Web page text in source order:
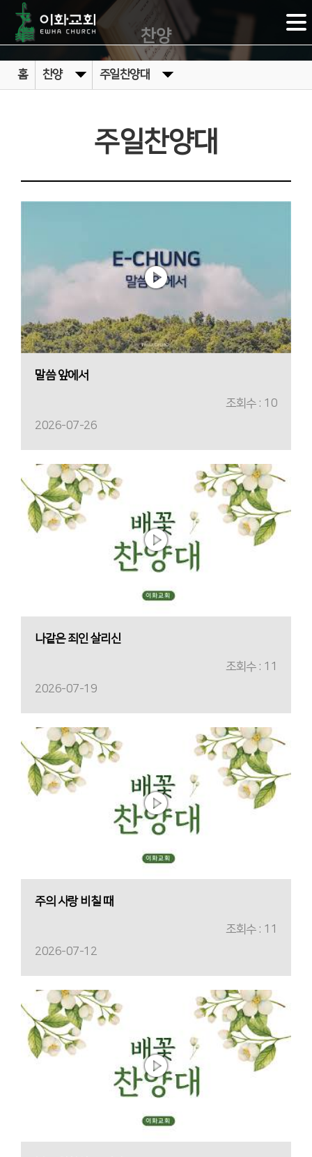
찬양
홈 찬양 주일찬양대
주일찬양대
말씀 앞에서
조회수 : 10
2026-07-26
나같은 죄인 살리신
조회수 : 11
2026-07-19
주의 사랑 비칠 때
조회수 : 11
2026-07-12